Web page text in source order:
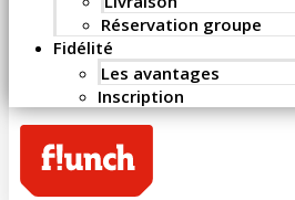
Réservation groupe
Fidélité
Les avantages
Inscription